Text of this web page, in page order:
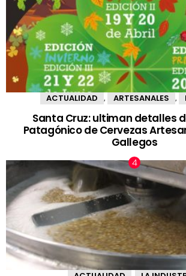
ACTUALIDAD , ARTESANALES ,
Santa Cruz: ultiman detalles
Patagónico de Cervezas
Gallegos